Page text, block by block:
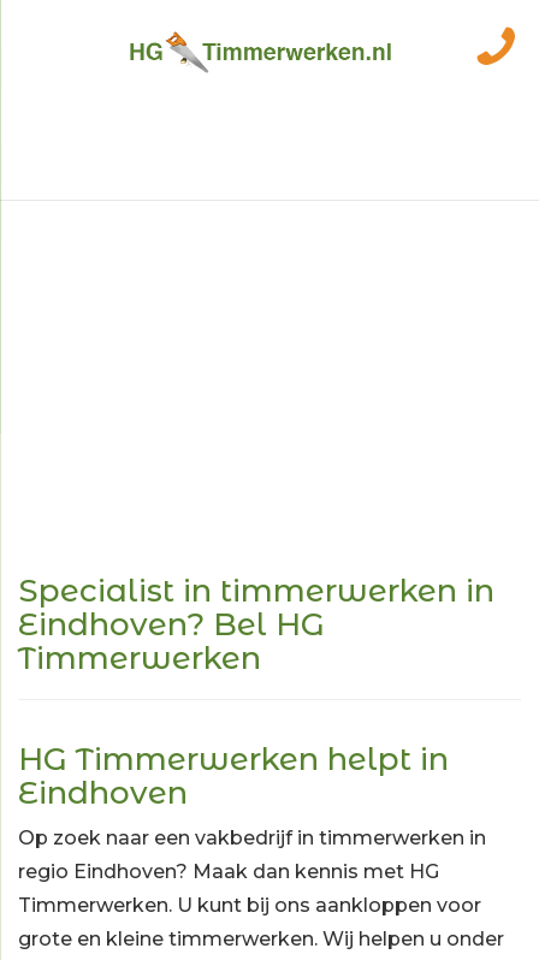
Specialist in timmerwerken in
Eindhoven? Bel HG
Timmerwerken
HG Timmerwerken helpt in
Eindhoven
Op zoek naar een vakbedrijf in timmerwerken in
regio Eindhoven? Maak dan kennis met HG
Timmerwerken. U kunt bij ons aankloppen voor
grote en kleine timmerwerken. Wij helpen u onder